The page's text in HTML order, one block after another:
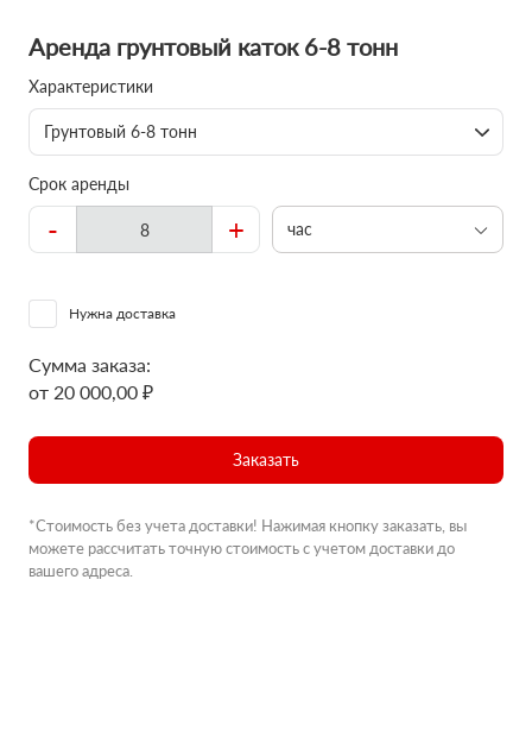
Аренда грунтовый каток 6-8 тонн
Характеристики
Грунтовый 6-8 тонн
Срок аренды
- + час
Нужна доставка
Сумма заказа:
от 20 000,00 ₽
Заказать
*Стоимость без учета доставки! Нажимая кнопку заказать, вы
можете рассчитать точную стоимость с учетом доставки до
вашего адреса.